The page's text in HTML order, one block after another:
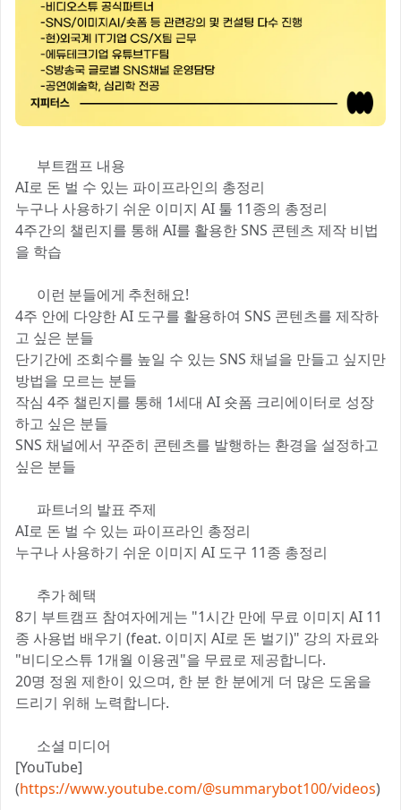
🔍 부트캠프 내용
AI로 돈 벌 수 있는 파이프라인의 총정리
누구나 사용하기 쉬운 이미지 AI 툴 11종의 총정리
4주간의 챌린지를 통해 AI를 활용한 SNS 콘텐츠 제작 비법
을 학습
🤩 이런 분들에게 추천해요!
4주 안에 다양한 AI 도구를 활용하여 SNS 콘텐츠를 제작하
고 싶은 분들
단기간에 조회수를 높일 수 있는 SNS 채널을 만들고 싶지만
방법을 모르는 분들
작심 4주 챌린지를 통해 1세대 AI 숏폼 크리에이터로 성장
하고 싶은 분들
SNS 채널에서 꾸준히 콘텐츠를 발행하는 환경을 설정하고
싶은 분들
🎓 파트너의 발표 주제
AI로 돈 벌 수 있는 파이프라인 총정리
누구나 사용하기 쉬운 이미지 AI 도구 11종 총정리
🚀 추가 혜택
8기 부트캠프 참여자에게는 "1시간 만에 무료 이미지 AI 11
종 사용법 배우기 (feat. 이미지 AI로 돈 벌기)" 강의 자료와
"비디오스튜 1개월 이용권"을 무료로 제공합니다.
20명 정원 제한이 있으며, 한 분 한 분에게 더 많은 도움을
드리기 위해 노력합니다.
📚 소셜 미디어
[YouTube]
(https://www.youtube.com/@summarybot100/videos)